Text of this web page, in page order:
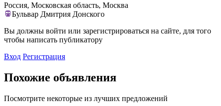
Россия, Московская область, Москва
Бульвар Дмитрия Донского
Вы должны войти или зарегистрироваться на сайте, для того
чтобы написать публикатору
Вход Регистрация
Похожие объявления
Посмотрите некоторые из лучших предложений